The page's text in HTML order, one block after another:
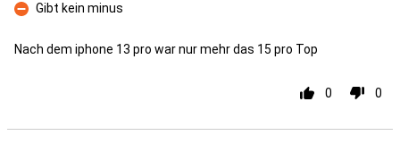
Con
Gibt kein minus
Nach dem iphone 13 pro war nur mehr das 15 pro Top
0 0